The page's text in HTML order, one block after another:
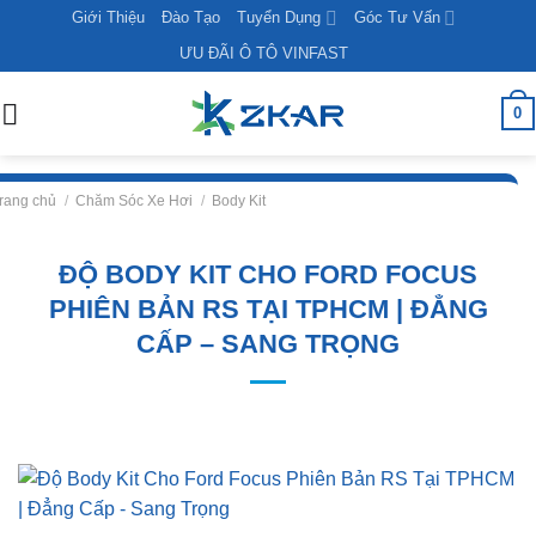
content
Giới Thiệu Đào Tạo Tuyển Dụng
Góc Tư Vấn
ƯU ĐÃI Ô TÔ VINFAST
0
chủ / Chăm Sóc Xe Hơi / Body Kit
ĐỘ BODY KIT CHO FORD FOCUS
PHIÊN BẢN RS TẠI TPHCM | ĐẲNG
CẤP – SANG TRỌNG